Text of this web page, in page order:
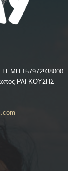
ΓΕΜΗ 157972938000
ΡΑΓΚΟΥΣΗΣ